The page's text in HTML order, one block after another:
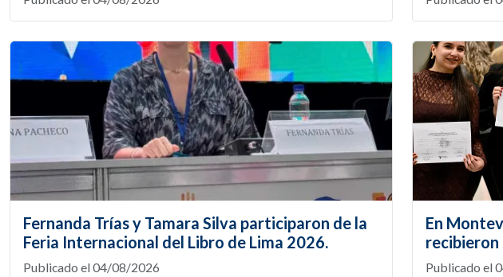
Fernanda Trías y Tamara Silva participaron de la
Feria Internacional del Libro de Lima 2026.
Publicado el 04/08/2026
En
recibieron
Publicado el